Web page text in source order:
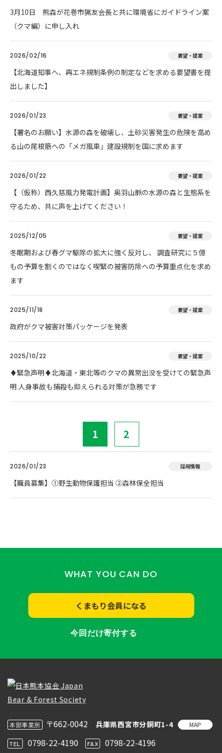
3月10日 熊森が花巻市猟友会長と共に環境省にガイドライン案
（クマ編）に申し入れ
2026/02/16 要望・提案
【北海道知事へ、再エネ規制条例の制定などを求める要望書を提
出しました】
2026/01/23 要望・提案
【署名のお願い】水源の森を破壊し、土砂災害発生の危険を高め
る山の尾根筋への「メガ風車」建設規制を国に求めます
2026/01/22 要望・提案
【（仮称）西久慈風力発電計画】奥羽山脈の水源の森と生態系を
守るため、共に声を上げてください！
2025/12/05 要望・提案
冬眠期および春グマ駆除の拡大に強く反対し、 調査研究に５億
もの予算を割くのではなく喫緊の被害防除への予算重点化を求め
ます
2025/11/18 要望・提案
政府がクマ被害対策パッケージを発表
2025/10/22 要望・提案
♦️緊急声明♦️北海道・東北等のクマの異常出没を受けての緊急声
明 人身事故も捕殺も抑えられる対策が急務です
1 2
2026/01/23 採用情報
【職員募集】①野生動物保護担当 ②森林保全担当
WHAT YOU CAN DO
くまもり会員になる
今回だけ寄付する
本部事業所 〒662-0042 兵庫県西宮市分銅町1-4 MAP
TEL 0798-22-4190 FAX
0798-22-4196